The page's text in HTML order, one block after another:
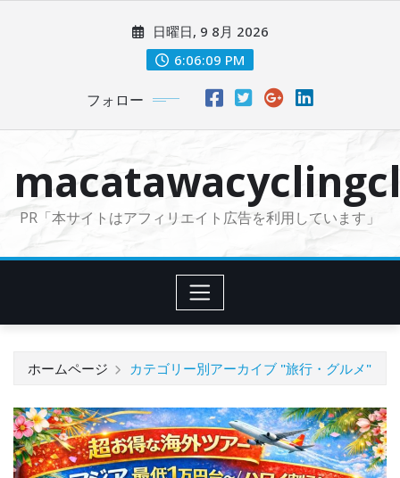
に
日曜日, 9 8月 2026
6:06:11 PM
フォロー
PR「本サイトはアフィリエイト広告を利用しています」
ホームページ カテゴリー別アーカイブ "旅行・グルメ"